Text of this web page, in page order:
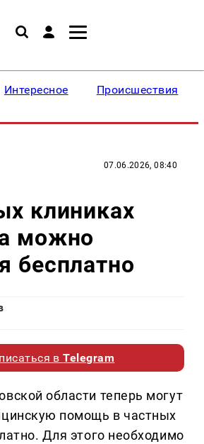
Интересное Происшествия
07.06.2026, 08:40
клиниках
можно
бесплатно
вTelegram
области теперь могут
помощь в частных
Для этого необходимо